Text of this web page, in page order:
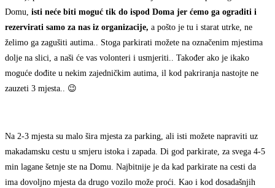
Domu, isti neće biti moguć tik do ispod Doma jer ćemo ga ograditi i
rezervirati samo za nas iz organizacije, a pošto je tu i starat utrke, ne
želimo ga zagušiti autima.. Stoga parkirati možete na označenim mjestima
dolje na slici, a naši će vas volonteri i usmjeriti.. Također ako je ikako
moguće dođite u nekim zajedničkim autima, il kod pakriranja nastojte ne
zauzeti 3 mjesta.. 😉
Na 2-3 mjesta su malo šira mjesta za parking, ali isti možete napraviti uz
makadamsku cestu u smjeru istoka i zapada. Di god parkirate, za svega 4-5
min lagane šetnje ste na Domu. Najbitnije je da kad parkirate na cesti da
ima dovoljno mjesta da drugo vozilo može proći. Kao i kod dosadašnjih